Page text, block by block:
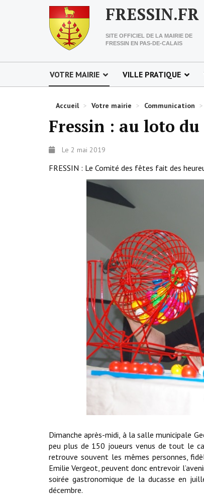
FRESSIN.FR
SITE OFFICIEL DE LA MAIRIE DE
FRESSIN EN PAS-DE-CALAIS
VOTRE MAIRIE VILLE PRATIQUE
Accueil > Votre mairie > Communication >
Fressin : au loto du
Le 2 mai 2019
FRESSIN : Le Comité des fêtes fait des
Dimanche après-midi, à la salle municipale
peu plus de 150 joueurs venus de tout le
retrouve souvent les mêmes personnes,
Emilie Vergeot, peuvent donc entrevoir
soirée gastronomique de la ducasse en
décembre.